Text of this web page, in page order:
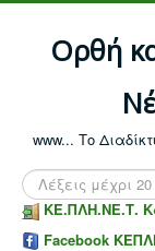
Ορθή
www... Το
Αναζήτηση...
ΚΕ.ΠΛΗ.ΝΕ.Τ.
Facebook